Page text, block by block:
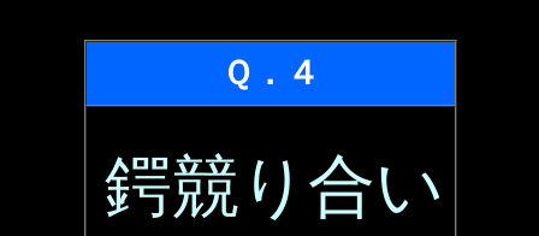
Ｑ．４
鍔競り合い